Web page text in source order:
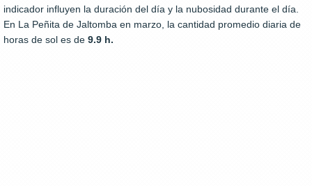
indicador influyen la duración del día y la nubosidad durante el día.
En La Peñita de Jaltomba en marzo, la cantidad promedio diaria de
horas de sol es de 9.9 h.